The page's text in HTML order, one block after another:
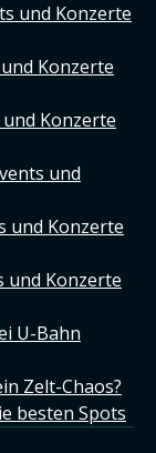
und Konzerte
Konzerte
Konzerte
und
und Konzerte
und Konzerte
U-Bahn
Zelt-Chaos?
besten Spots